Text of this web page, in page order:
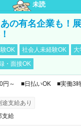
未読
の有名企業も！
OK 社会人未経験OK
大
・面接OK
円～ ■日払いOK ■実働3時
支給あり
支給